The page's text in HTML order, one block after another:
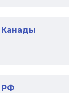
Канады
РФ